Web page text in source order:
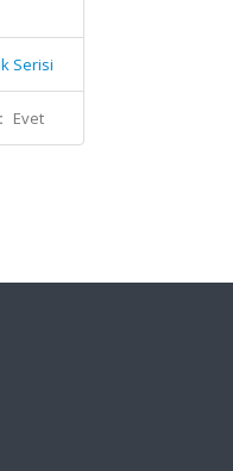
Serisi
Evet